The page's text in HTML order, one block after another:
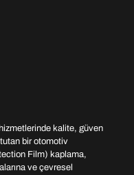
kalite, güven
bir otomotiv
Film) kaplama,
ve çevresel